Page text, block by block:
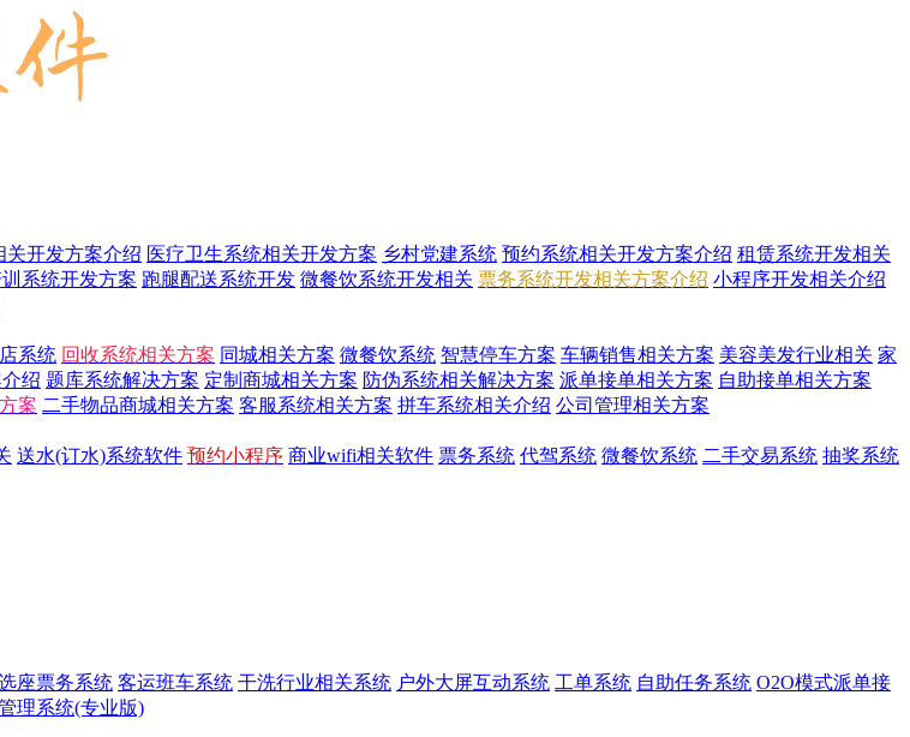
关开发方案介绍 医疗卫生系统相关开发方案 乡村党建系统 预约系统相关开发方案介绍 租赁系统开发相关
系统开发方案 跑腿配送系统开发 微餐饮系统开发相关 票务系统开发相关方案介绍 小程序开发相关介绍
系统 回收系统相关方案 同城相关方案 微餐饮系统 智慧停车方案 车辆销售相关方案 美容美发行业相关 家
绍 题库系统解决方案 定制商城相关方案 防伪系统相关解决方案 派单接单相关方案 自助接单相关方案
案 二手物品商城相关方案 客服系统相关方案 拼车系统相关介绍 公司管理相关方案
送水(订水)系统软件 预约小程序 商业wifi相关软件 票务系统 代驾系统 微餐饮系统 二手交易系统 抽奖系统
座票务系统 客运班车系统 干洗行业相关系统 户外大屏互动系统 工单系统 自助任务系统 O2O模式派单接
理系统(专业版)